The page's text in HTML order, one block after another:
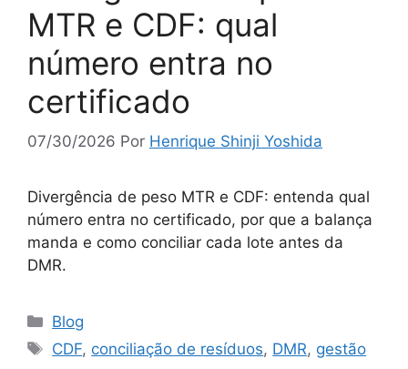
MTR e CDF: qual
número entra no
certificado
07/30/2026 Por Henrique Shinji Yoshida
Divergência de peso MTR e CDF: entenda qual
número entra no certificado, por que a balança
manda e como conciliar cada lote antes da
DMR.
Blog
CDF, conciliação de resíduos, DMR, gestão